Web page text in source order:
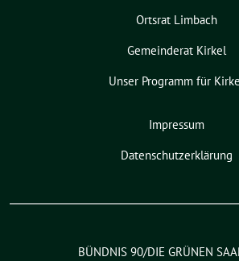
Ortsrat Limbach
Gemeinderat Kirkel
Unser Programm für
Impressum
Datenschutzerklärung
BÜNDNIS 90/DIE GRÜNEN